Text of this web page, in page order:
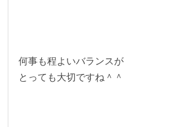
何事も程よいバランスが
とっても大切ですね＾＾